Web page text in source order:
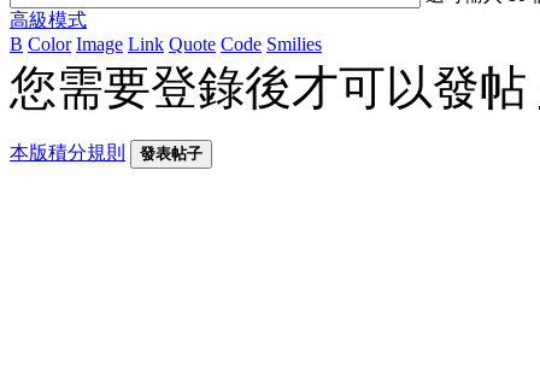
高級模式
B Color Image Link Quote Code Smilies
您需要登錄後才可以發帖
本版積分規則 發表帖子